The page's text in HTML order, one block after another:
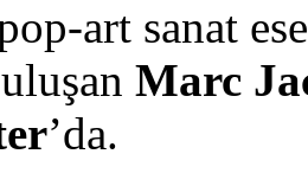
art sanat
Marc
’da.